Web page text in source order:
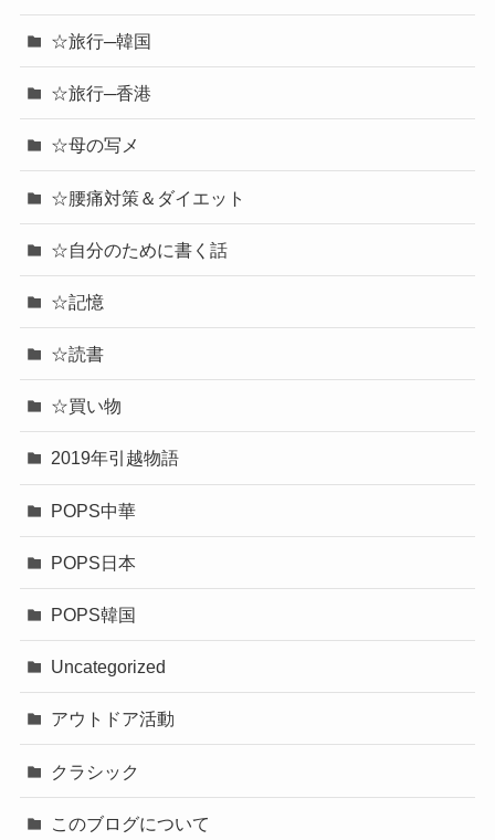
☆旅行─韓国
☆旅行─香港
☆母の写メ
☆腰痛対策＆ダイエット
☆自分のために書く話
☆記憶
☆読書
☆買い物
2019年引越物語
POPS中華
POPS日本
POPS韓国
Uncategorized
アウトドア活動
クラシック
このブログについて